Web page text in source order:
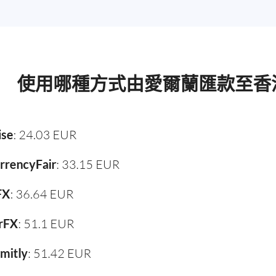
使用哪種方式由愛爾蘭匯款至香
: 24.03 EUR
: 33.15 EUR
: 36.64 EUR
: 51.1 EUR
: 51.42 EUR